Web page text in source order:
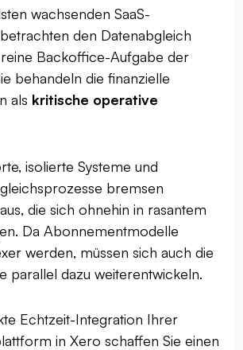
wachsenden SaaS-
den Datenabgleich
Backoffice-Aufgabe der
behandeln die finanzielle
als kritische operative
isolierte Systeme und
bremsen
die sich ohnehin in rasantem
Da Abonnementmodelle
werden, müssen sich auch die
parallel dazu weiterentwickeln.
Echtzeit-Integration Ihrer
in Xero schaffen Sie einen